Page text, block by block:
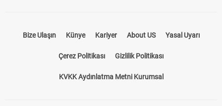
Bize Ulaşın Künye Kariyer About US Yasal Uyarı
Çerez Politikası Gizlilik Politikası
KVKK Aydınlatma Metni Kurumsal